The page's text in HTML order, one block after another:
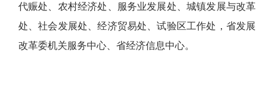
代赈处、农村经济处、服务业发展处、城镇发展与改革
处、社会发展处、经济贸易处、试验区工作处，省发展
改革委机关服务中心、省经济信息中心。